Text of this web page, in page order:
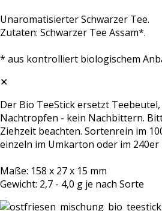
Unaromatisierter Schwarzer Tee.
Zutaten: Schwarzer Tee Assam*.
* aus kontrolliert biologischem
✕
Der Bio TeeStick ersetzt
Nachtropfen - kein Nachbittern.
Ziehzeit beachten. Sortenrein im
einzeln im Umkarton oder im 240er
Maße: 158 x 27 x 15 mm
Gewicht: 2,7 - 4,0 g je nach Sorte